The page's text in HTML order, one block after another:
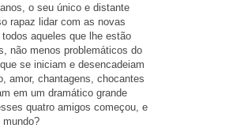
o seu único e distante
rapaz lidar com as novas
aqueles que lhe estão
não menos problemáticos do
se iniciam e desencadeiam
amor, chantagens, chocantes
em um dramático grande
quatro amigos começou, e
mundo?